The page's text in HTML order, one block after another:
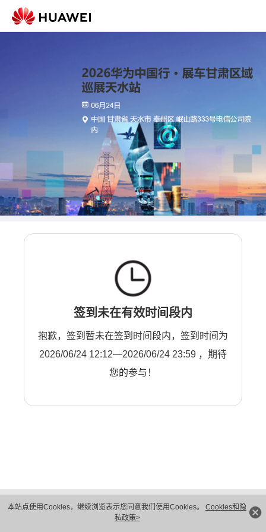
本站点使用Cookies，继续浏览表示您同意我们使用Cookies。 Cookies和隐
私政策>
签到未在有效时间段内
抱歉，签到暂未在签到时间段内，签到时间为
2026/06/24 12:12—2026/06/24 23:59 ，期待
您的参与！
隐私保护
法律声明